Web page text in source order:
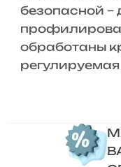
безопасной –
обработаны